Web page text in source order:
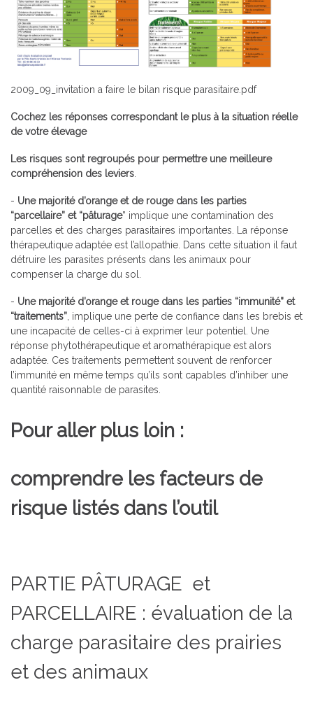
2009_09_invitation a faire le bilan risque parasitaire.pdf
Cochez les réponses correspondant le plus à la situation réelle
de votre élevage
Les risques sont regroupés pour permettre une meilleure
compréhension des leviers.
- Une majorité d’orange et de rouge dans les parties
“parcellaire” et “pâturage” implique une contamination des
parcelles et des charges parasitaires importantes. La réponse
thérapeutique adaptée est l’allopathie. Dans cette situation il faut
détruire les parasites présents dans les animaux pour
compenser la charge du sol.
- Une majorité d’orange et rouge dans les parties “immunité” et
“traitements”, implique une perte de confiance dans les brebis et
une incapacité de celles-ci à exprimer leur potentiel. Une
réponse phytothérapeutique et aromathérapique est alors
adaptée. Ces traitements permettent souvent de renforcer
l’immunité en même temps qu’ils sont capables d’inhiber une
quantité raisonnable de parasites.
Pour aller plus loin :
comprendre les facteurs de
risque listés dans l’outil
PARTIE PÂTURAGE et
PARCELLAIRE : évaluation de la
charge parasitaire des prairies
et des animaux